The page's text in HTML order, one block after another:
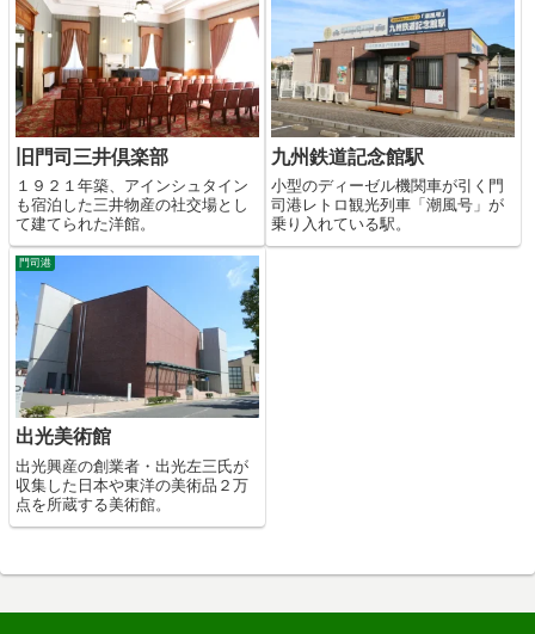
旧門司三井倶楽部
１９２１年築、アインシュタイン
も宿泊した三井物産の社交場とし
て建てられた洋館。
九州鉄道記念館駅
小型のディーゼル機関車が引く門
司港レトロ観光列車「潮風号」が
乗り入れている駅。
門司港
出光美術館
出光興産の創業者・出光左三氏が
収集した日本や東洋の美術品２万
点を所蔵する美術館。